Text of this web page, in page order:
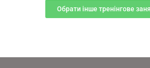
Обрати інше тренінгове